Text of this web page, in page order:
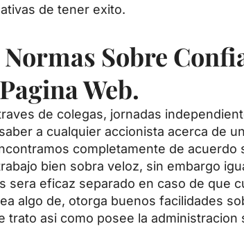
de tener exito.
Sobre
Web.
de colegas, jornadas
a cualquier accionista acerca de
completamente de
bien sobra veloz, sin embargo
sera eficaz separado en caso de que
algo de, otorga buenos facilidades
trato asi­ como posee la